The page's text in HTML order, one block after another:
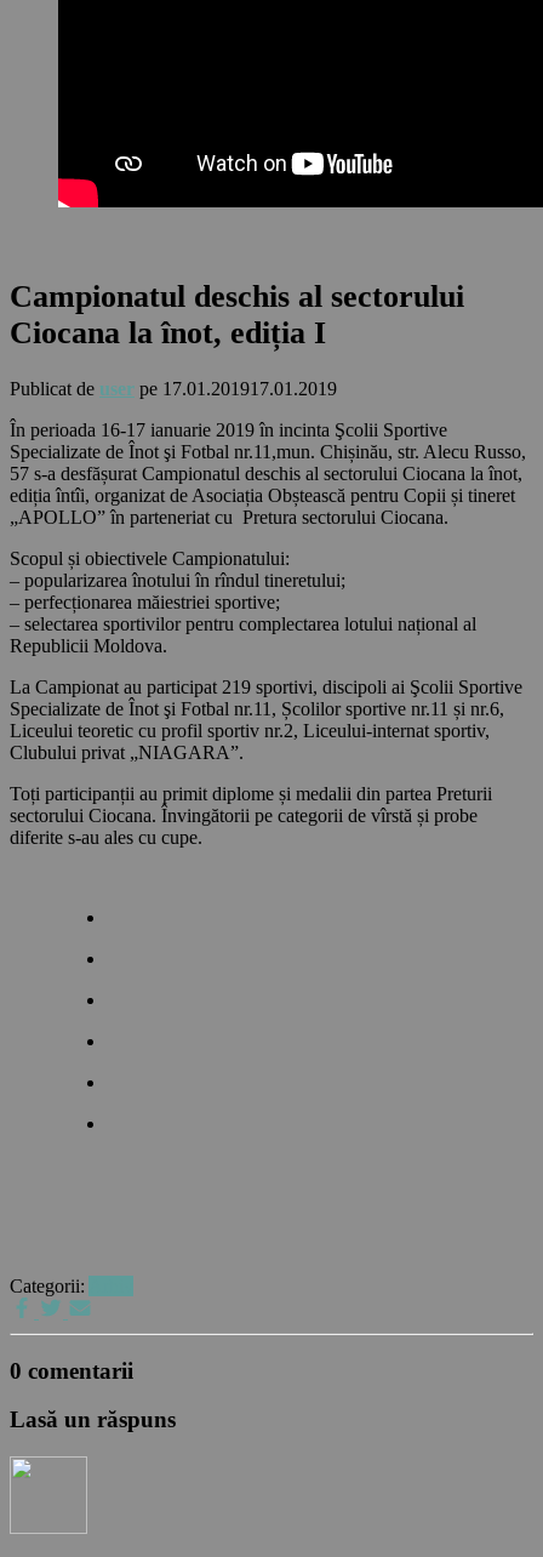
Campionatul deschis al sectorului
Ciocana la înot, ediția I
Publicat de user pe 17.01.201917.01.2019
În perioada 16-17 ianuarie 2019 în incinta Şcolii Sportive
Specializate de Înot şi Fotbal nr.11,mun. Chișinău, str. Alecu Russo,
57 s-a desfășurat Campionatul deschis al sectorului Ciocana la înot,
ediția întîi, organizat de Asociația Obștească pentru Copii și tineret
„APOLLO” în parteneriat cu Pretura sectorului Ciocana.
Scopul și obiectivele Campionatului:
– popularizarea înotului în rîndul tineretului;
– perfecționarea măiestriei sportive;
– selectarea sportivilor pentru complectarea lotului național al
Republicii Moldova.
La Campionat au participat 219 sportivi, discipoli ai Şcolii Sportive
Specializate de Înot şi Fotbal nr.11, Școlilor sportive nr.11 și nr.6,
Liceului teoretic cu profil sportiv nr.2, Liceului-internat sportiv,
Clubului privat „NIAGARA”.
Toți participanții au primit diplome și medalii din partea Preturii
sectorului Ciocana. Învingătorii pe categorii de vîrstă și probe
diferite s-au ales cu cupe.
Categorii:
0 comentarii
Lasă un răspuns